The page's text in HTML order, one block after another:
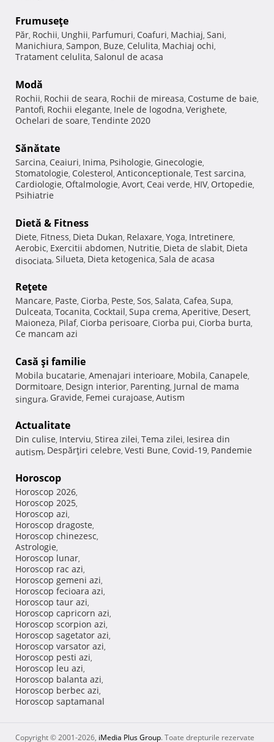
Frumuseţe
Păr, Rochii, Unghii, Parfumuri, Coafuri, Machiaj, Sani,
Manichiura, Sampon, Buze, Celulita, Machiaj ochi,
Tratament celulita, Salonul de acasa
Modă
Rochii, Rochii de seara, Rochii de mireasa, Costume de baie,
Pantofi, Rochii elegante, Inele de logodna, Verighete,
Ochelari de soare, Tendinte 2020
Sănătate
Sarcina, Ceaiuri, Inima, Psihologie, Ginecologie,
Stomatologie, Colesterol, Anticonceptionale, Test sarcina,
Cardiologie, Oftalmologie, Avort, Ceai verde, HIV, Ortopedie,
Psihiatrie
Dietă & Fitness
Diete, Fitness, Dieta Dukan, Relaxare, Yoga, Intretinere,
Aerobic, Exercitii abdomen, Nutritie, Dieta de slabit, Dieta
disociata, Silueta, Dieta ketogenica, Sala de acasa
Reţete
Mancare, Paste, Ciorba, Peste, Sos, Salata, Cafea, Supa,
Dulceata, Tocanita, Cocktail, Supa crema, Aperitive, Desert,
Maioneza, Pilaf, Ciorba perisoare, Ciorba pui, Ciorba burta,
Ce mancam azi
Casă şi familie
Mobila bucatarie, Amenajari interioare, Mobila, Canapele,
Dormitoare, Design interior, Parenting, Jurnal de mama
singura, Gravide, Femei curajoase, Autism
Actualitate
Din culise, Interviu, Stirea zilei, Tema zilei, Iesirea din
autism, Despărţiri celebre, Vesti Bune, Covid-19, Pandemie
Horoscop
Horoscop 2026,
Horoscop 2025,
Horoscop azi,
Horoscop dragoste,
Horoscop chinezesc,
Astrologie,
Horoscop lunar,
Horoscop rac azi,
Horoscop gemeni azi,
Horoscop fecioara azi,
Horoscop taur azi,
Horoscop capricorn azi,
Horoscop scorpion azi,
Horoscop sagetator azi,
Horoscop varsator azi,
Horoscop pesti azi,
Horoscop leu azi,
Horoscop balanta azi,
Horoscop berbec azi,
Horoscop saptamanal
Copyright © 2001-2026, iMedia Plus Group. Toate drepturile rezervate